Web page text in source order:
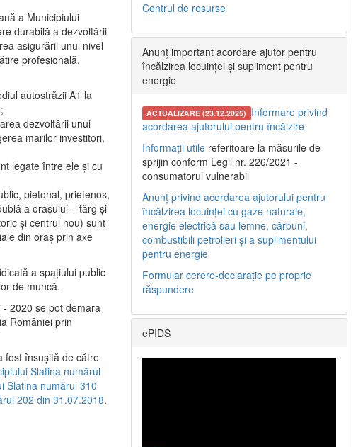
a Municipiului
durabilă a dezvoltării
asigurării unui nivel
profesională.
autostrăzii A1 la
dezvoltării unui
marilor investitori,
legate între ele şi cu
pietonal, prietenos,
a oraşului – târg şi
şi centrul nou) sunt
din oraş prin axe
a spaţiului public
de muncă.
2020 se pot demara
României prin
fost însuşită de către
Slatina numărul
Slatina numărul 310
202 din 31.07.2018.
Centrul de resurse
Anunț important acordare ajutor pentru
încălzirea locuinței și supliment pentru
energie
ACTUALIZARE (23.12.2025) Informare privind
acordarea ajutorului pentru încălzire
Informații utile referitoare la măsurile de
sprijin conform Legii nr. 226/2021 -
consumatorul vulnerabil
Anunț privind acordarea ajutorului pentru
încălzirea locuinței cu gaze naturale,
energie electrică sau lemne, cărbuni,
combustibili petrolieri și a suplimentului
pentru energie
Formular cerere-declarație pe proprie
răspundere
ePIDS